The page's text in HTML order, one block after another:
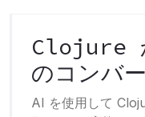
Clojure
のコンバ
AI を使用して